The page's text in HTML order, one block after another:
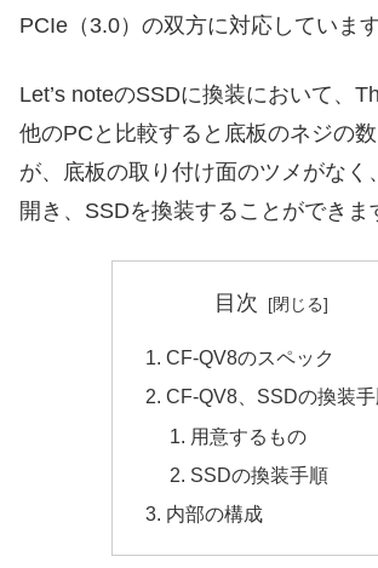
PCIe（3.0）の双方に対応しています
Let’s noteのSSDに換装において、
他のPCと比較すると底板のネジの
が、底板の取り付け面のツメがなく
開き、SSDを換装することができま
目次
CF-QV8のスペック
CF-QV8、SSDの換装
用意するもの
SSDの換装手順
内部の構成